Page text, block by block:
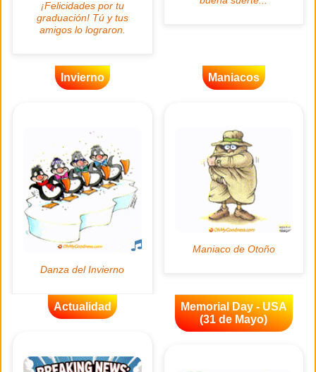
Invierno Maniacos
Actualidad
Memorial Day - USA
(31 de Mayo)